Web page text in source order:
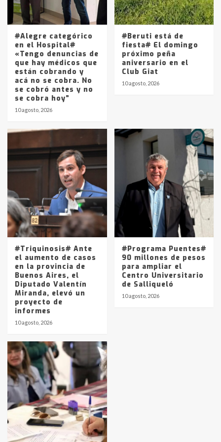
5
Los precios de los combustibles en
La Pampa, desde YPF hasta Axion
entre 857 a 1338 pesos
#Alegre categórico
en el Hospital#
«Tengo denuncias de
que hay médicos que
están cobrando y
acá no se cobra. No
se cobró antes y no
se cobra hoy”
10 agosto, 2026
#Beruti está de
fiesta# El domingo
próximo peña
aniversario en el
Club Giat
10 agosto, 2026
#Triquinosis# Ante
el aumento de casos
en la provincia de
Buenos Aires, el
Diputado Valentín
Miranda, elevó un
proyecto de
informes
10 agosto, 2026
#Programa Puentes#
90 millones de pesos
para ampliar el
Centro Universitario
de Salliqueló
10 agosto, 2026